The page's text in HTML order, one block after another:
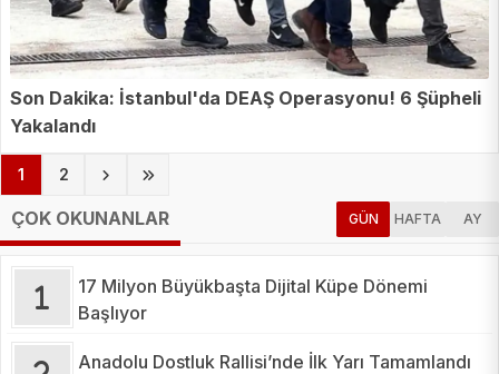
Son Dakika: İstanbul'da DEAŞ Operasyonu! 6 Şüpheli
Yakalandı
1 (current)
2
ÇOK OKUNANLAR GÜN HAFTA AY
17 Milyon Büyükbaşta Dijital Küpe Dönemi
Başlıyor
Anadolu Dostluk Rallisi’nde İlk Yarı Tamamlandı